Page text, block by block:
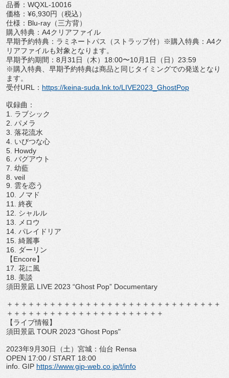
品番： WQXL-10016
価格： ¥6,930円（税込）
仕様： Blu-ray （三方背）
購入特典： A4クリアファイル
早期予約特典：ラミネートパス（ストラップ付）※購入特典： A4ク
リアファイルも対象となります。
早期予約期間： 8 月31 日（木） 18:00〜10月 1 日（日） 23:59
※購入特典、 早期予約特典は商品と同じタイミングでの発送となり
ます。
受付URL ： https://keina-suda.lnk. to/LIVE2023_GhostPop
収録曲：
1. ラブシック
2. パメラ
3. 落花流水
4. いびつな心
5. Howdy
6. バグアウト
7. 幼藍
8. veil
9. 雲を恋う
10.
ノマド
11. 終夜
12. シャルル
13.
メロウ
14. パレイドリア
15. 綺麗事
16.
ダーリン
【Encore】
17. 花に風
18. 美談
須田景凪 LIVE 2023 “Ghost Pop” Documentary
＋＋＋＋＋＋＋＋＋＋＋＋＋＋＋＋＋＋＋＋＋＋＋＋＋＋＋＋＋＋
＋＋＋＋＋＋＋＋＋＋＋＋＋＋＋＋＋＋＋＋＋＋
【ライブ情報】
須田景凪 TOUR 2023 "Ghost Pops"
2023年9 月30日（土）宮城：仙台 Rensa
OPEN 17:00 / START 18:00
info. GIP https://www.gip-web.co.jp/t/info